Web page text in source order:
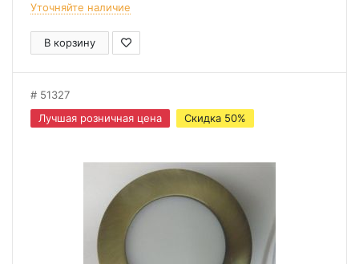
Уточняйте наличие
В корзину
51327
Лучшая розничная цена
Скидка 50%